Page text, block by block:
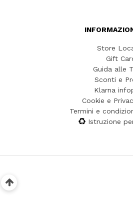
Store
Gift
Guida alle
Sconti e
Klarna
Cookie e
Termini e
Istruzione